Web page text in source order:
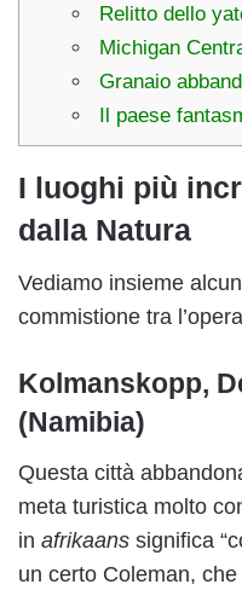
Relitto dello
Michigan
Granaio
Il paese
I luoghi più
dalla Natura
Vediamo insieme
commistione tra
Kolmanskopp,
(Namibia)
Questa città
meta turistica molto
in afrikaans significa
un certo Coleman,